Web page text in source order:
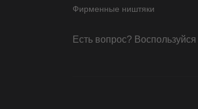
Фирменные ништяки
Есть вопрос? Воспользуйся